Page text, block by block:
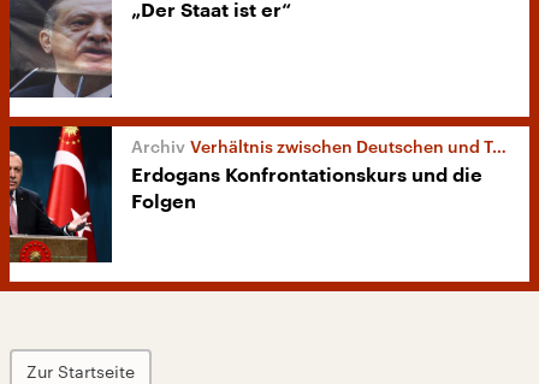
„Der Staat ist er“
Verhältnis zwischen Deutschen und Türken
Erdogans Konfrontationskurs und die
Folgen
Zur Startseite